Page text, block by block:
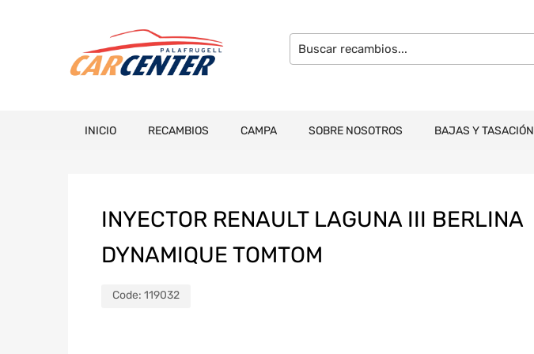
INICIO RECAMBIOS CAMPA SOBRE NOSOTROS BAJAS Y TASACIÓN
INYECTOR RENAULT LAGUNA III BERLINA
DYNAMIQUE TOMTOM
Code: 119032